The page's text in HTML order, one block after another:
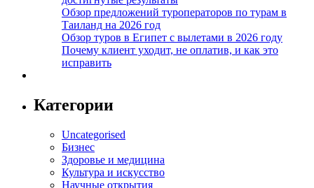
Обзор предложений туроператоров по турам в
Таиланд на 2026 год
Обзор туров в Египет с вылетами в 2026 году
Почему клиент уходит, не оплатив, и как это
исправить
Категории
Uncategorised
Бизнес
Здоровье и медицина
Культура и искусство
Научные открытия